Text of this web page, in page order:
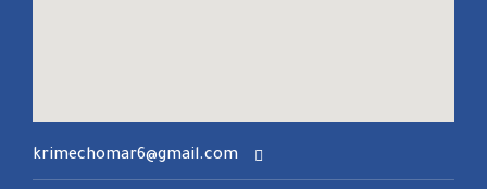
krimechomar6@gmail.com